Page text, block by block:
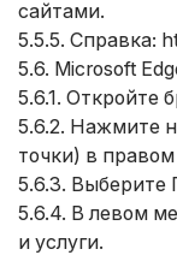
сайтами.
5.5.5. Справка:
5.6. Microsoft
5.6.1. Откройте
5.6.2. Нажмите
точки) в
5.6.3. Выберите
5.6.4. В левом
и услуги.